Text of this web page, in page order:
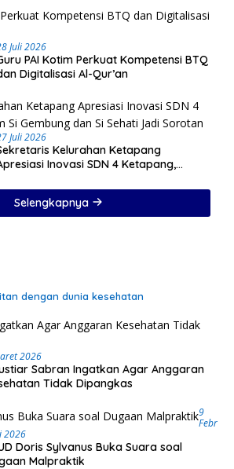
Juli 2026
PAI Kotim Perkuat Kompetensi BTQ
Digitalisasi Al-Qur’an
Juli 2026
Kelurahan Ketapang
Inovasi SDN 4 Ketapang,
Selengkapnya
dengan dunia kesehatan
2026
Sabran Ingatkan Agar Anggaran
Tidak Dipangkas
9
Febr
2026
Doris Sylvanus Buka Suara soal
Malpraktik